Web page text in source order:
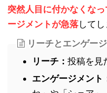
突然人目に付かなくな
ージメントが急落してし
リーチとエンゲー
リーチ： 投稿を見
エンゲージメント